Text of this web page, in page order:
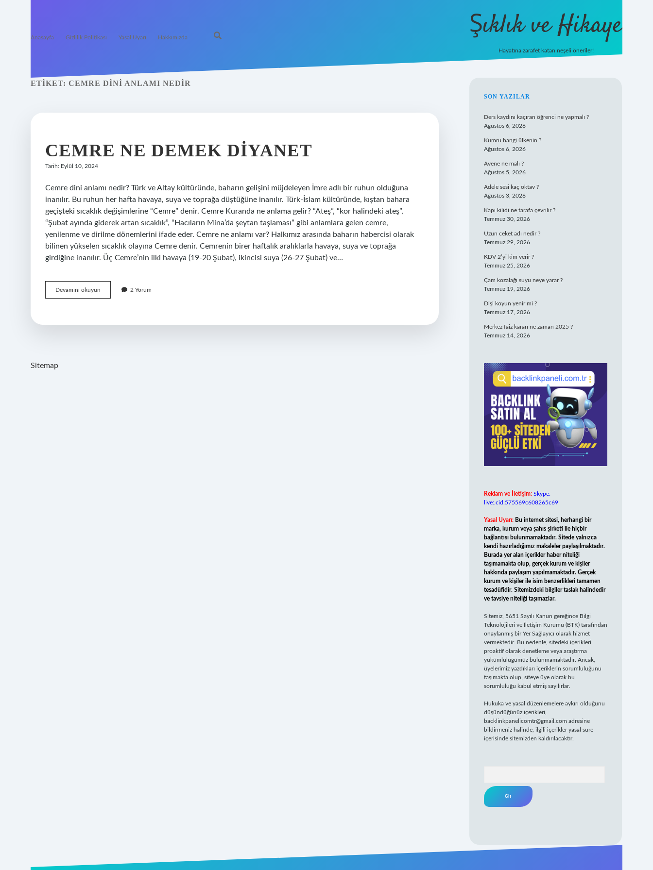
Anasayfa Gizlilik Politikası Yasal Uyarı Hakkımızda Şıklık ve Hikaye
Hayatına zarafet katan neşeli öneriler!
ETIKET: CEMRE DINI ANLAMI NEDIR
CEMRE NE DEMEK DIYANET
Tarih: Eylül 10, 2024
Cemre dini anlamı nedir? Türk ve Altay kültüründe, baharın gelişini müjdeleyen İmre adlı bir ruhun olduğuna
inanılır. Bu ruhun her hafta havaya, suya ve toprağa düştüğüne inanılır. Türk-İslam kültüründe, kıştan bahara
geçişteki sıcaklık değişimlerine “Cemre” denir. Cemre Kuranda ne anlama gelir? “Ateş”, “kor halindeki ateş”,
“Şubat ayında giderek artan sıcaklık”, “Hacıların Mina’da şeytan taşlaması” gibi anlamlara gelen cemre,
yenilenme ve dirilme dönemlerini ifade eder. Cemre ne anlamı var? Halkımız arasında baharın habercisi olarak
bilinen yükselen sıcaklık olayına Cemre denir. Cemrenin birer haftalık aralıklarla havaya, suya ve toprağa
girdiğine inanılır. Üç Cemre’nin ilki havaya (19-20 Şubat), ikincisi suya (26-27 Şubat) ve…
Devamını okuyun
Ne
2 Yorum
Sitemap
SIDEBAR
SON YAZILAR
Ders kaydını kaçıran öğrenci ne yapmalı ?
Ağustos 6, 2026
Kumru hangi ülkenin ?
Ağustos 6, 2026
Avene ne malı ?
Ağustos 5, 2026
Adele sesi kaç oktav ?
Ağustos 3, 2026
Kapı kilidi ne tarafa çevrilir ?
Temmuz 30, 2026
Uzun ceket adı nedir ?
Temmuz 29, 2026
KDV 2’yi kim verir ?
Temmuz 25, 2026
Çam kozalağı suyu neye yarar ?
Temmuz 19, 2026
Dişi koyun yenir mi ?
Temmuz 17, 2026
Merkez faiz kararı ne zaman 2025 ?
Temmuz 14, 2026
Reklam ve İletişim: Skype:
live:.cid.575569c608265c69
Yasal Uyarı: Bu internet sitesi, herhangi bir
marka, kurum veya şahıs şirketi ile hiçbir
bağlantısı bulunmamaktadır. Sitede yalnızca
kendi hazırladığımız makaleler paylaşılmaktadır.
Burada yer alan içerikler haber niteliği
taşımamakta olup, gerçek kurum ve kişiler
hakkında paylaşım yapılmamaktadır. Gerçek
kurum ve kişiler ile isim benzerlikleri tamamen
tesadüfidir. Sitemizdeki bilgiler taslak halindedir
ve tavsiye niteliği taşımazlar.
Sitemiz, 5651 Sayılı Kanun gereğince Bilgi
Teknolojileri ve İletişim Kurumu (BTK) tarafından
onaylanmış bir Yer Sağlayıcı olarak hizmet
vermektedir. Bu nedenle, sitedeki içerikleri
proaktif olarak denetleme veya araştırma
yükümlülüğümüz bulunmamaktadır. Ancak,
üyelerimiz yazdıkları içeriklerin sorumluluğunu
taşımakta olup, siteye üye olarak bu
sorumluluğu kabul etmiş sayılırlar.
Hukuka ve yasal düzenlemelere aykırı olduğunu
düşündüğünüz içerikleri,
backlinkpanelicomtr@gmail.com adresine
bildirmeniz halinde, ilgili içerikler yasal süre
içerisinde sitemizden kaldırılacaktır.